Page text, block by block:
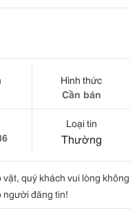
Hình thức
Cần bán
Loại tin
Thường
quý khách vui lòng không
đăng tin!